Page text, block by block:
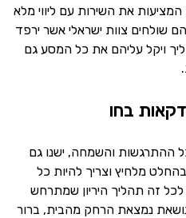
המציעות את השירות עם ליווי מלא
שולחים צוות ישראלי אשר ירפד
ויקל עליהם את כל המסע גם
בחו
כל ההתרגשות והשמחה, ישנו גם
מלחיץ וצריך להיות כל
זה תהליך היריון שמתרחש
נמצאת הרחק מהבית, ברור